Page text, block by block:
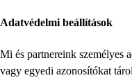
Adatvédelmi beállítások
Mi és partnereink személyes
vagy egyedi azonosítókat